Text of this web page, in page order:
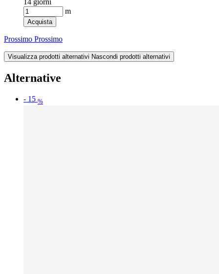
14 giorni
m
Acquista
Prossimo Prossimo
Visualizza prodotti alternativi Nascondi prodotti alternativi
Alternative
- 15 %